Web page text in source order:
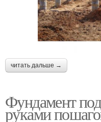
читать дальше →
Фундамент
руками